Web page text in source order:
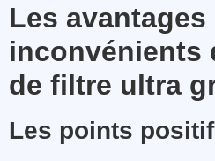
Les avantages
inconvénients
de filtre ultra
Les points